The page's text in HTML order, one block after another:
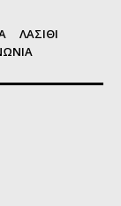
ΛΑΣΙΘΙ